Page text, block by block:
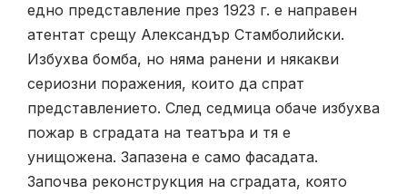
едно представление през 1923 г. е направен
атентат срещу Александър Стамболийски.
Избухва бомба, но няма ранени и някакви
сериозни поражения, които да спрат
представлението. След седмица обаче избухва
пожар в сградата на театъра и тя е
унищожена. Запазена е само фасадата.
Започва реконструкция на сградата, която